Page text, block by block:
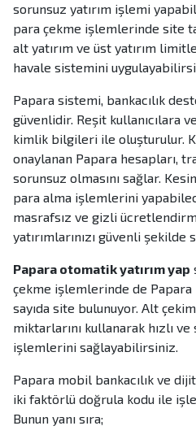
sorunsuz yatırım işlemi
para çekme işlemlerinde site
alt yatırım ve üst yatırım
havale sistemini
Papara sistemi, bankacılık
güvenlidir. Reşit kullanıcılara
kimlik bilgileri ile oluşturulur.
onaylanan Papara hesapları,
sorunsuz olmasını sağlar.
para alma işlemlerini
masrafsız ve gizli
yatırımlarınızı güvenli
Papara otomatik yatırım yap
çekme işlemlerinde de
sayıda site bulunuyor. Alt
miktarlarını kullanarak hızlı
işlemlerini sağlayabilirsiniz.
Papara mobil bankacılık ve
iki faktörlü doğrula kodu ile
Bunun yanı sıra;